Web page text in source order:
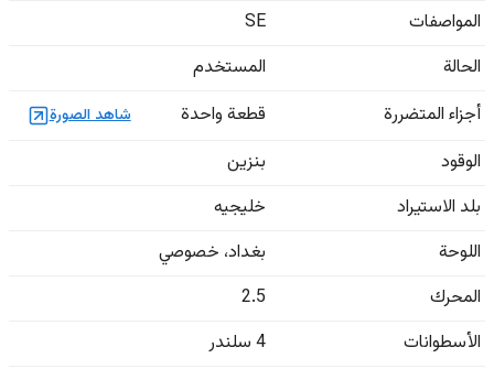
المواصفات
SE
الحالة
المستخدم
أجزاء المتضررة
قطعة واحدة شاهد الصورة
الوقود
بنزين
بلد الاستيراد
خليجيه
اللوحة
بغداد، خصوصي
المحرك
2.5
الأسطوانات
4 سلندر